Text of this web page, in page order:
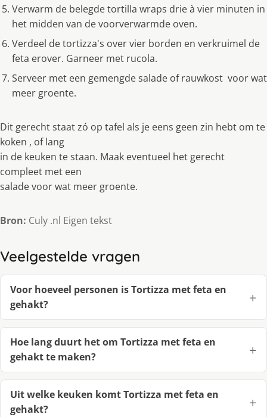
Verwarm de belegde tortilla wraps drie à vier minuten in
het midden van de voorverwarmde oven.
Verdeel de tortizza's over vier borden en verkruimel de
feta erover. Garneer met rucola.
Serveer met een gemengde salade of rauwkost voor wat
meer groente.
Dit gerecht staat zó op tafel als je eens geen zin hebt om te
koken , of lang
in de keuken te staan. Maak eventueel het gerecht
compleet met een
salade voor wat meer groente.
Bron: Culy .nl Eigen tekst
Veelgestelde vragen
Voor hoeveel personen is Tortizza met feta en
gehakt?
Hoe lang duurt het om Tortizza met feta en
gehakt te maken?
Uit welke keuken komt Tortizza met feta en
gehakt?